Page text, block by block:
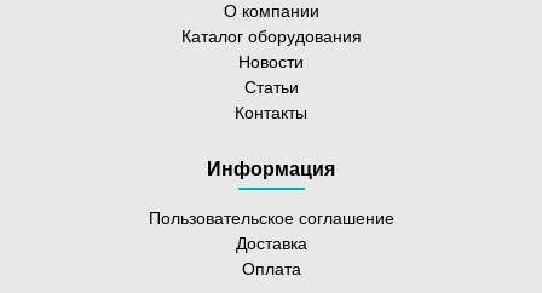
О компании
Каталог оборудования
Новости
Статьи
Контакты
Информация
Пользовательское соглашение
Доставка
Оплата